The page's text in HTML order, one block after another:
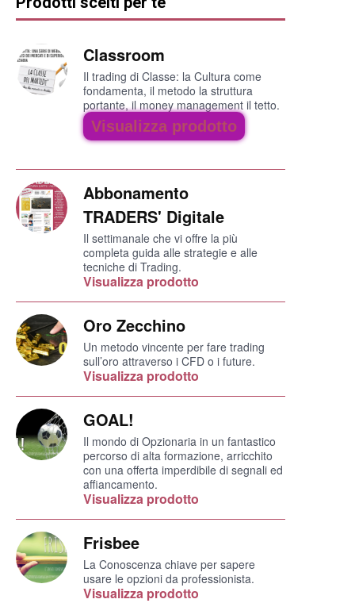
Classroom
Il trading di Classe: la Cultura come
fondamenta, il metodo la struttura
portante, il money management il tetto.
Visualizza prodotto
Abbonamento
TRADERS' Digitale
Il settimanale che vi offre la più
completa guida alle strategie e alle
tecniche di Trading.
Visualizza prodotto
Oro Zecchino
Un metodo vincente per fare trading
sull’oro attraverso i CFD o i future.
Visualizza prodotto
GOAL!
Il mondo di Opzionaria in un fantastico
percorso di alta formazione, arricchito
con una offerta imperdibile di segnali ed
affiancamento.
Visualizza prodotto
Frisbee
La Conoscenza chiave per sapere
usare le opzioni da professionista.
Visualizza prodotto